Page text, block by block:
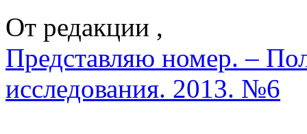
От редакции ,
Представляю номер. –
исследования. 2013. №6